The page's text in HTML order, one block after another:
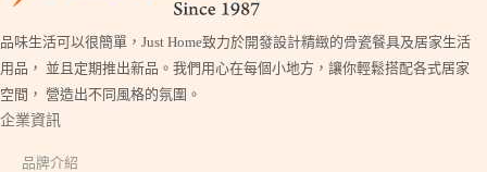
品味生活可以很簡單，Just Home致力於開發設計精緻的骨瓷餐具及居家生活
用品， 並且定期推出新品。我們用心在每個小地方，讓你輕鬆搭配各式居家
空間， 營造出不同風格的氛圍。
企業資訊
品牌介紹